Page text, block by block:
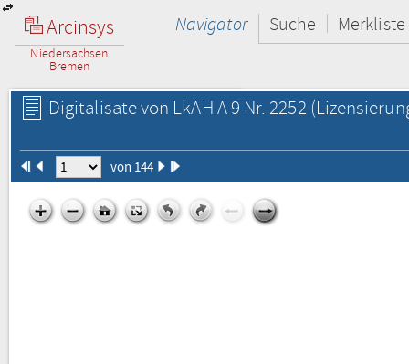
Arcinsys
Niedersachsen
Bremen
Navigator Suche Merkliste
Digitalisate von LkAH A 9 Nr. 2252
von 144